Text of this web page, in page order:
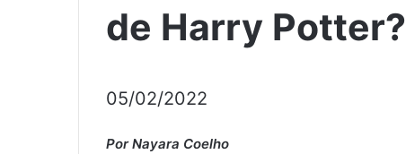
de Harry Potter?
05/02/2022
Por Nayara Coelho